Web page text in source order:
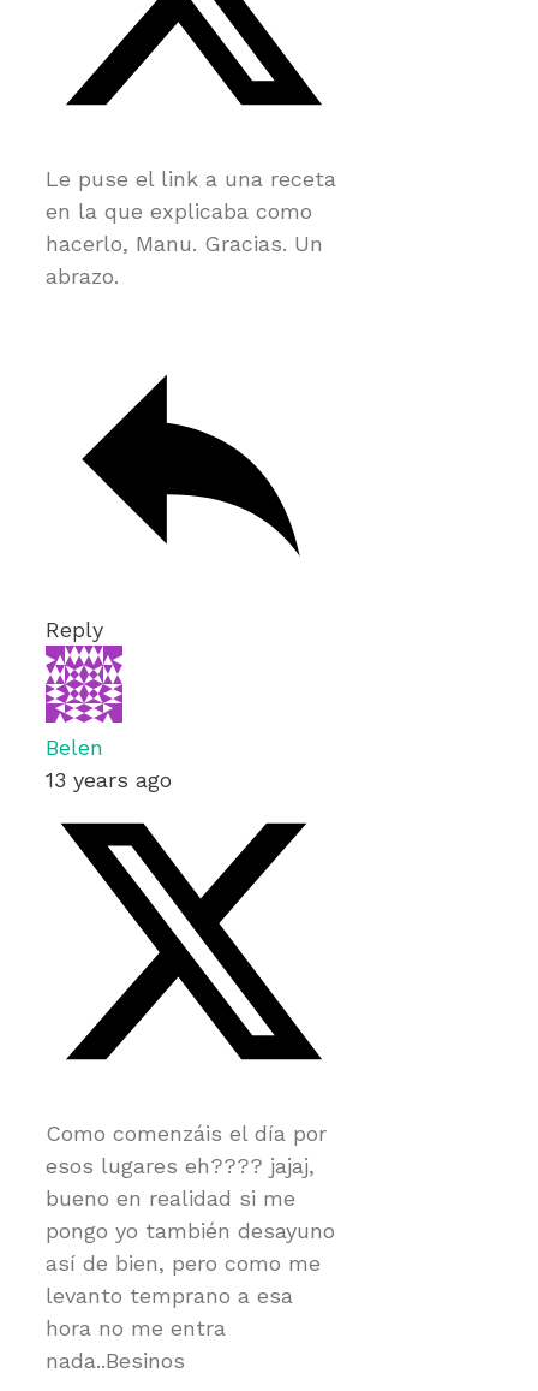
Le puse el link a una receta
en la que explicaba como
hacerlo, Manu. Gracias. Un
abrazo.
Reply
Belen
13 years ago
Como comenzáis el día por
esos lugares eh???? jajaj,
bueno en realidad si me
pongo yo también desayuno
así de bien, pero como me
levanto temprano a esa
hora no me entra
nada..Besinos